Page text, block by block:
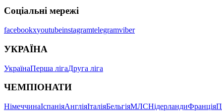
Соціальні мережі
facebookxyoutubeinstagramtelegramviber
УКРАЇНА
УкраїнаПерша лігаДруга ліга
ЧЕМПІОНАТИ
НімеччинаІспаніяАнгліяІталіяБельгіяМЛСНідерландиФранція